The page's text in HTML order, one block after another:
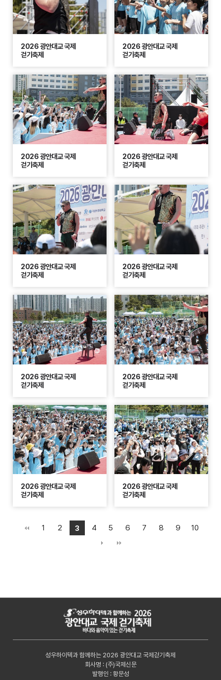
2026 광안대교 국제
걷기축제
2026 광안대교 국제
걷기축제
2026 광안대교 국제
걷기축제
2026 광안대교 국제
걷기축제
2026 광안대교 국제
걷기축제
2026 광안대교 국제
걷기축제
2026 광안대교 국제
걷기축제
2026 광안대교 국제
걷기축제
2026 광안대교 국제
걷기축제
2026 광안대교 국제
걷기축제
1 2 3 4 5 6 7 8 9 10
성우하이텍과 함께하는 2026 광안대교 국제걷기축제
회사명 : (주)국제신문
발행인 : 황문성